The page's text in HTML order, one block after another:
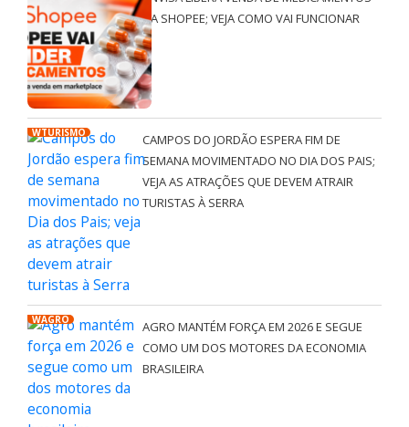
NA SHOPEE; VEJA COMO VAI FUNCIONAR
WTURISMO
CAMPOS DO JORDÃO ESPERA FIM DE
SEMANA MOVIMENTADO NO DIA DOS PAIS;
VEJA AS ATRAÇÕES QUE DEVEM ATRAIR
TURISTAS À SERRA
WAGRO
AGRO MANTÉM FORÇA EM 2026 E SEGUE
COMO UM DOS MOTORES DA ECONOMIA
BRASILEIRA